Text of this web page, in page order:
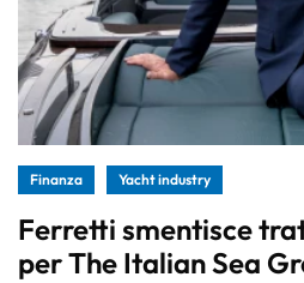
Finanza Yacht industry
Ferretti smentisce
per The Italian Sea